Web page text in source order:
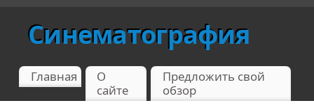
Синематография
Главная
О
сайте
Предложить свой
обзор